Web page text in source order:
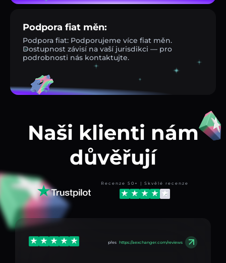
Podpora fiat měn:
Podpora fiat: Podporujeme více fiat měn.
Dostupnost závisí na vaší jurisdikci — pro
podrobnosti nás kontaktujte.
Naši klienti nám
důvěřují
Recenze 50+ | Skvělé recenze
přes https://aexchanger.com/reviews